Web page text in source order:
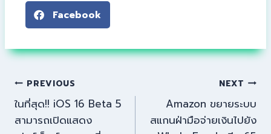
Facebook
PREVIOUS
ในที่สุด!! iOS 16 Beta 5
สามารถเปิดแสดง
NEXT
Amazon ขยายระบบ
สแกนฝ่ามือจ่ายเงินไปยัง